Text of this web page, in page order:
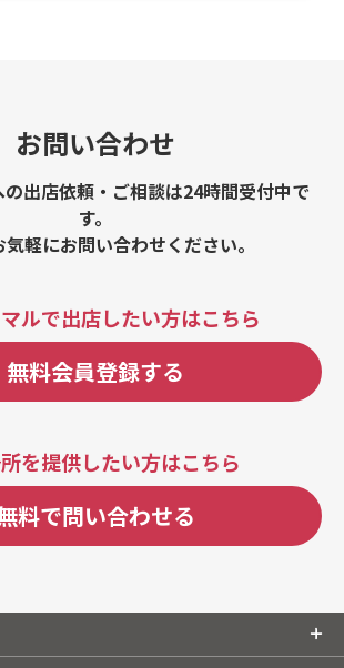
お問い合わせ
出店依頼・ご相談は24時間受付中で
す。
気軽にお問い合わせください。
ルで出店したい方はこちら
無料会員登録する
を提供したい方はこちら
料で問い合わせる